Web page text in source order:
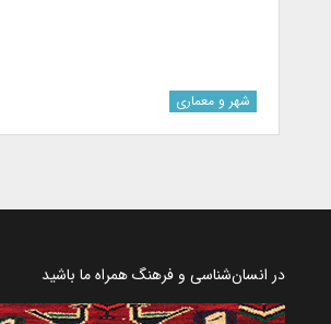
شهر و معماری
در انسان‌شناسی و فرهنگ همراه ما باشید